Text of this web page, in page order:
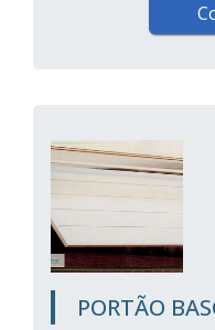
PORTÃO